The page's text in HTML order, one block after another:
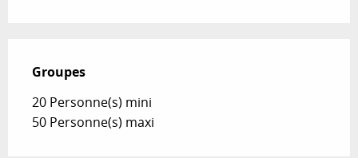
Groupes
Groupes
20 Personne(s) mini
50 Personne(s) maxi